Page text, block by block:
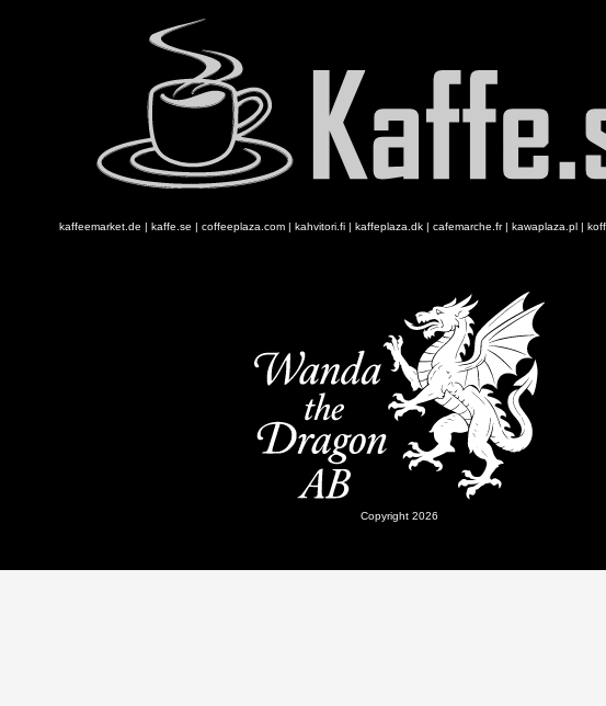
kaffeemarket.de | kaffe.se | coffeeplaza.com | kahvitori.fi | kaffeplaza.dk | cafemarche.fr| kawaplaza.pl |
Copyright 2026